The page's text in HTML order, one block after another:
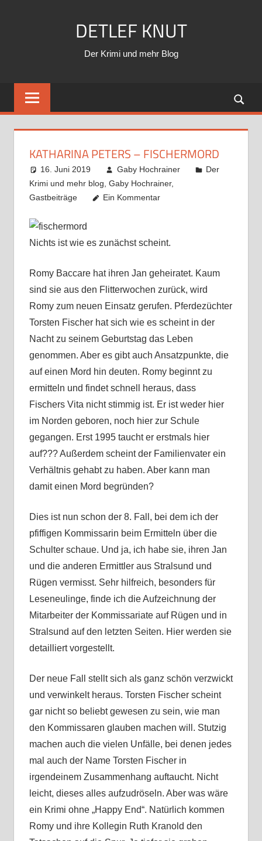
DETLEF KNUT
Der Krimi und mehr Blog
KATHARINA PETERS – FISCHERMORD
16. Juni 2019 Gaby Hochrainer
Der
Krimi und mehr blog Gaby Hochrainer,
Gastbeiträge
Ein Kommentar
Nichts ist wie es zunächst scheint.
Romy Baccare hat ihren Jan geheiratet. Kaum
sind sie aus den Flitterwochen zurück, wird
Romy zum neuen Einsatz gerufen. Pferdezüchter
Torsten Fischer hat sich wie es scheint in der
Nacht zu seinem Geburtstag das Leben
genommen. Aber es gibt auch Ansatzpunkte, die
auf einen Mord hin deuten. Romy beginnt zu
ermitteln und findet schnell heraus, dass
Fischers Vita nicht stimmig ist. Er ist weder hier
im Norden geboren, noch hier zur Schule
gegangen. Erst 1995 taucht er erstmals hier
auf??? Außerdem scheint der Familienvater ein
Verhältnis gehabt zu haben. Aber kann man
damit einen Mord begründen?
Dies ist nun schon der 8. Fall, bei dem ich der
pfiffigen Kommissarin beim Ermitteln über die
Schulter schaue. Und ja, ich habe sie, ihren Jan
und die anderen Ermittler aus Stralsund und
Rügen vermisst. Sehr hilfreich, besonders für
Leseneulinge, finde ich die Aufzeichnung der
Mitarbeiter der Kommissariate auf Rügen und in
Stralsund auf den letzten Seiten. Hier werden sie
detailliert vorgestellt.
Der neue Fall stellt sich als ganz schön verzwickt
und verwinkelt heraus. Torsten Fischer scheint
gar nicht so beliebt gewesen zu sein, wie man
den Kommissaren glauben machen will. Stutzig
machen auch die vielen Unfälle, bei denen jedes
mal auch der Name Torsten Fischer in
irgendeinem Zusammenhang auftaucht. Nicht
leicht, dieses alles aufzudröseln. Aber was wäre
ein Krimi ohne „Happy End“. Natürlich kommen
Romy und ihre Kollegin Ruth Kranold den